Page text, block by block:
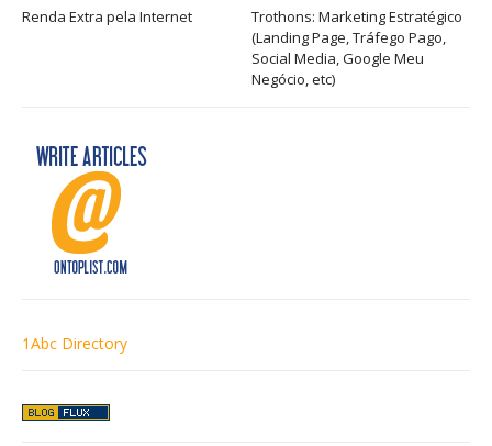
Renda Extra pela Internet
Trothons: Marketing Estratégico
(Landing Page, Tráfego Pago,
Social Media, Google Meu
Negócio, etc)
1Abc Directory